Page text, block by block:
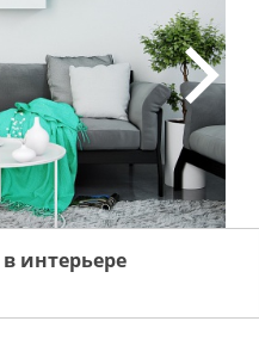
интерьере